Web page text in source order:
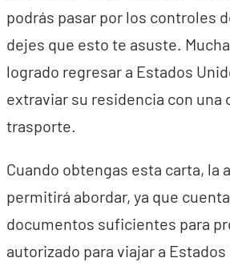
podrás pasar por los controles
dejes que esto te asuste.
logrado regresar a Estados
extraviar su residencia con una
trasporte.
Cuando obtengas esta carta, la
permitirá abordar, ya que
documentos suficientes para
autorizado para viajar a Estados